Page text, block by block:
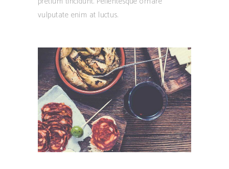
vulputate enim at luctus.